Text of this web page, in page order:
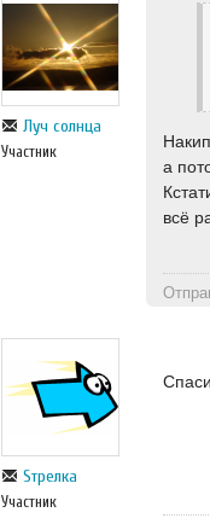
Луч солнца
Участник
а
всё
Sтрелка
Участник